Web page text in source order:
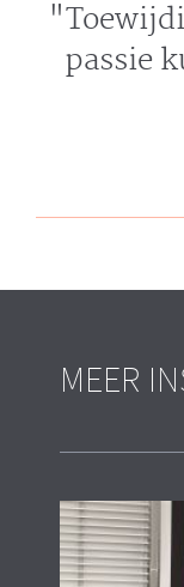
passie
MEER